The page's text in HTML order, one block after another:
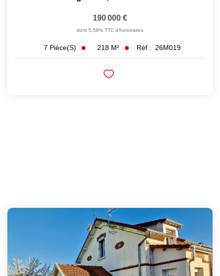
190 000 €
dont 5,56% TTC d'honoraires
7 Pièce(s) 218 M² Réf : 26M019